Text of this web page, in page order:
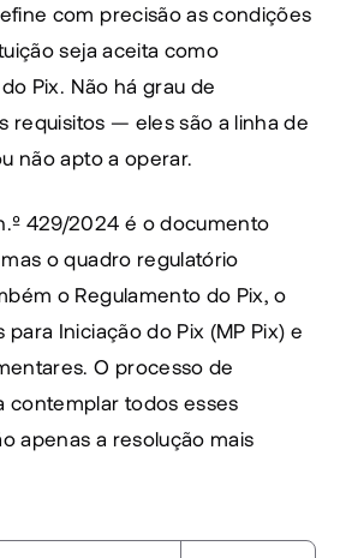
com precisão as condições
seja aceita como
Pix. Não há grau de
requisitos — eles são a linha de
não apto a operar.
429/2024 é o documento
o quadro regulatório
o Regulamento do Pix, o
para Iniciação do Pix (MP Pix) e
O processo de
contemplar todos esses
apenas a resolução mais